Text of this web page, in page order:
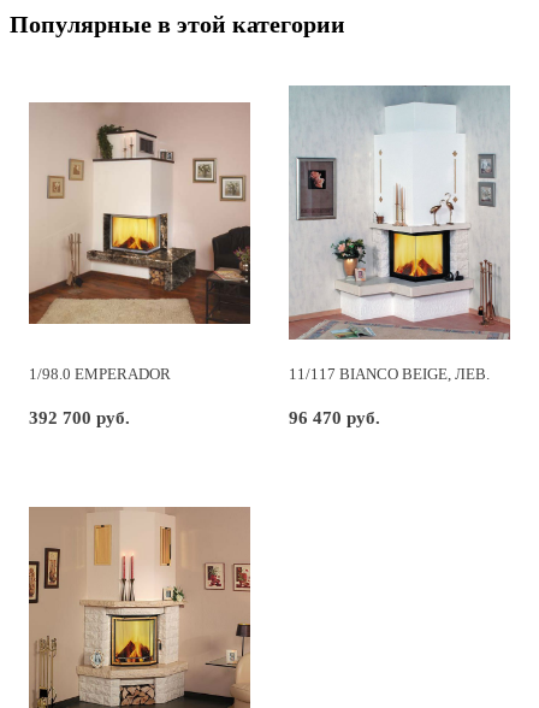
Популярные в этой категории
1/98.0 EMPERADOR
392 700 руб.
11/117 BIANCO BEIGE, ЛЕВ.
96 470 руб.